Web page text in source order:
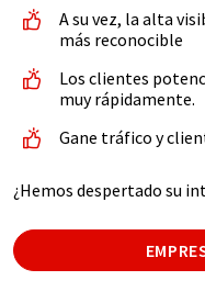
A su vez, la alta
más reconocible
Los clientes
muy rápidamente.
Gane tráfico y
¿Hemos despertado su